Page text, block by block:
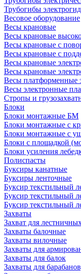
Трубогибы
Весовое оборудование
Весы крановые
Весы крановые
Весы крановые с
Весы крановые с
Весы крановые
Весы крановые
Весы платформенные
Весы электронные
Стропы и
Блоки
Блоки монтажные БМ
Блоки монтажные с
Блоки монтажные с
Блоки с площадкой
Блоки усиления
Полиспасты
Буксиры канатные
Буксиры ленточные
Буксир текстильный
Буксир текстильный
Буксир текстильный
Захваты
Захват для
Захваты балочные
Захваты вилочные
Захваты для
Захваты для балок
Захваты для